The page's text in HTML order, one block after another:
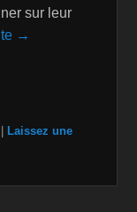
sur leur
→
ar
ta
Laissez une